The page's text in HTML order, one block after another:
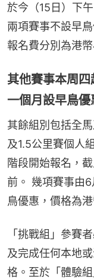
於今（15日）下
兩項賽事不設早
報名費分別為港
其他賽事本周
一個月設早鳥優
其餘組別包括全
及1.5公里賽個人
階段開始報名，
前。 幾項賽事由
鳥優惠，價格為
「挑戰組」參賽
及完成任何本地
格。至於「體驗